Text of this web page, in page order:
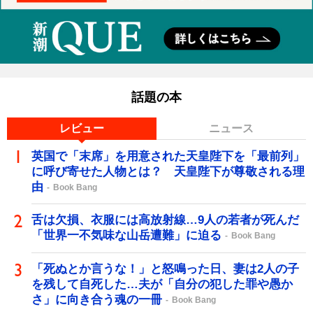
話題の本
レビュー ニュース
英国で「末席」を用意された天皇陛下を「最前列」
に呼び寄せた人物とは？ 天皇陛下が尊敬される理
由
Book Bang
舌は欠損、衣服には高放射線…9人の若者が死んだ
「世界一不気味な山岳遭難」に迫る
Book Bang
「死ぬとか言うな！」と怒鳴った日、妻は2人の子
を残して自死した…夫が「自分の犯した罪や愚か
さ」に向き合う魂の一冊
Book Bang